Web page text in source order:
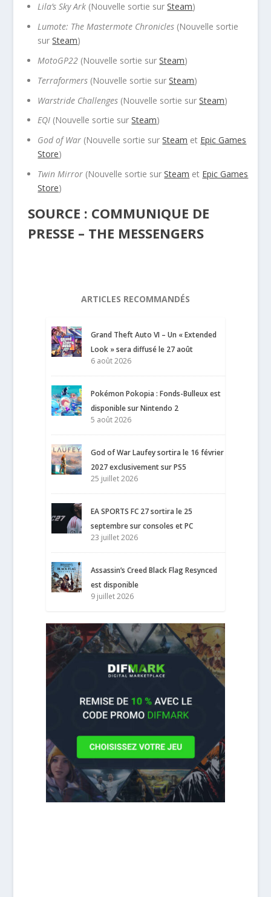
Lila’s Sky Ark (Nouvelle sortie surSteam)
Lumote: The Mastermote Chronicles (Nouvelle sortie
surSteam)
MotoGP22 (Nouvelle sortie surSteam)
Terraformers (Nouvelle sortie surSteam)
Warstride Challenges (Nouvelle sortie surSteam)
EQI (Nouvelle sortie surSteam)
God of War (Nouvelle sortie surSteam et Epic Games
Store)
Twin Mirror (Nouvelle sortie surSteam et Epic Games
Store)
SOURCE : COMMUNIQUE DE
PRESSE – THE MESSENGERS
ARTICLES RECOMMANDÉS
Grand Theft Auto VI – Un « Extended
Look » sera diffusé le 27 août
6 août 2026
Pokémon Pokopia : Fonds-Bulleux est
disponible sur Nintendo 2
5 août 2026
God of War Laufey sortira le 16 février
2027 exclusivement sur PS5
25 juillet 2026
EA SPORTS FC 27 sortira le 25
septembre sur consoles et PC
23 juillet 2026
Assassin’s Creed Black Flag Resynced
est disponible
9 juillet 2026